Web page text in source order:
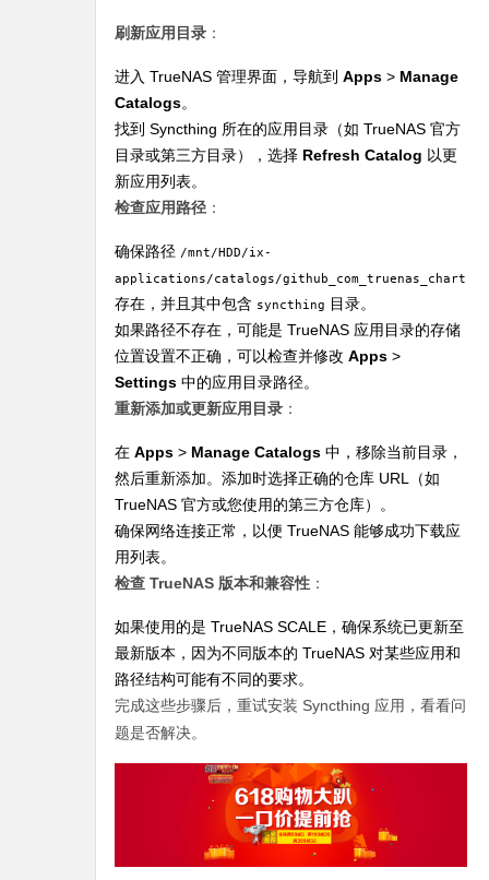
刷新应用目录 ：
进入 TrueNAS 管理界面，导航到Apps > Manage
Catalogs。
找到 Syncthing 所在的应用目录（如 TrueNAS 官方
目录或第三方目录），选择 Refresh Catalog 以更
新应用列表。
检查应用路径 ：
确保路径 /mnt/HDD/ix-
applications/catalogs/
存在，并且其中包含 syncthing 目录。
如果路径不存在，可能是 TrueNAS 应用目录的存储
位置设置不正确，可以检查并修改Apps >
Settings 中的应用目录路径。
重新添加或更新应用目录 ：
在Apps > Manage Catalogs 中，移除当前目录，
然后重新添加。添加时选择正确的仓库 URL（如
TrueNAS 官方或您使用的第三方仓库）。
确保网络连接正常，以便 TrueNAS 能够成功下载应
用列表。
检查 TrueNAS 版本和兼容性 ：
如果使用的是 TrueNAS SCALE，确保系统已更新至
最新版本，因为不同版本的 TrueNAS 对某些应用和
路径结构可能有不同的要求。
完成这些步骤后，重试安装 Syncthing 应用，看看问
题是否解决。